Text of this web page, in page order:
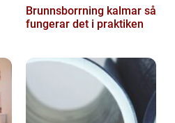
Brunnsborrning kalmar så
fungerar det i praktiken